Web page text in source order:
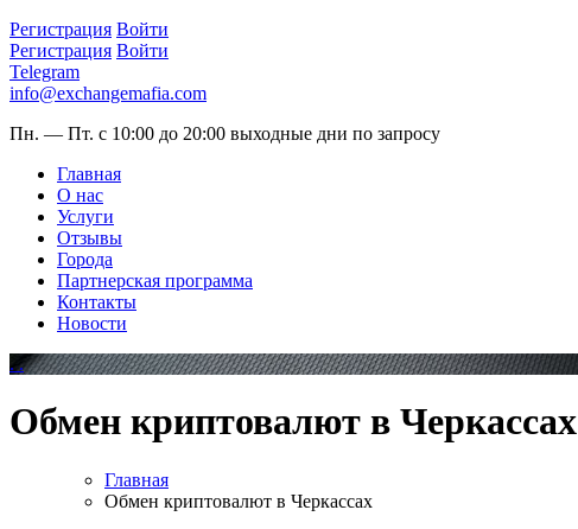
Регистрация Войти
Регистрация Войти
Telegram
info@exchangemafia.com
Пн. — Пт. с 10:00 до 20:00 выходные дни по запросу
Главная
О нас
Услуги
Отзывы
Города
Партнерская программа
Контакты
Новости
Обмен криптовалют в Черкассах
Главная
Обмен криптовалют в Черкассах